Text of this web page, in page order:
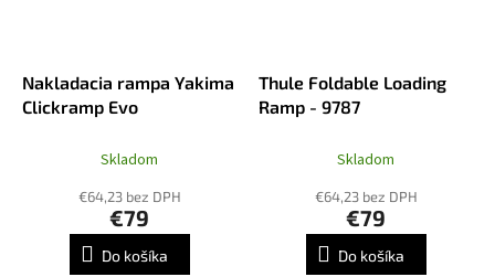
Nakladacia rampa Yakima
Clickramp Evo
Skladom
€64,23 bez DPH
€79
Do košíka
Thule Foldable Loading
Ramp - 9787
Skladom
€64,23 bez DPH
€79
Do košíka